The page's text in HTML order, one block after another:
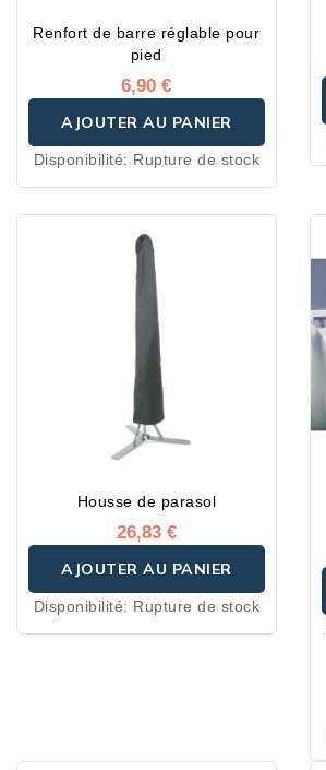
Renfort de barre réglable pour
pied
6,90 €
AJOUTER AU PANIER
Disponibilité: Rupture de stock
Housse de parasol
26,83 €
AJOUTER AU PANIER
Disponibilité: Rupture de stock